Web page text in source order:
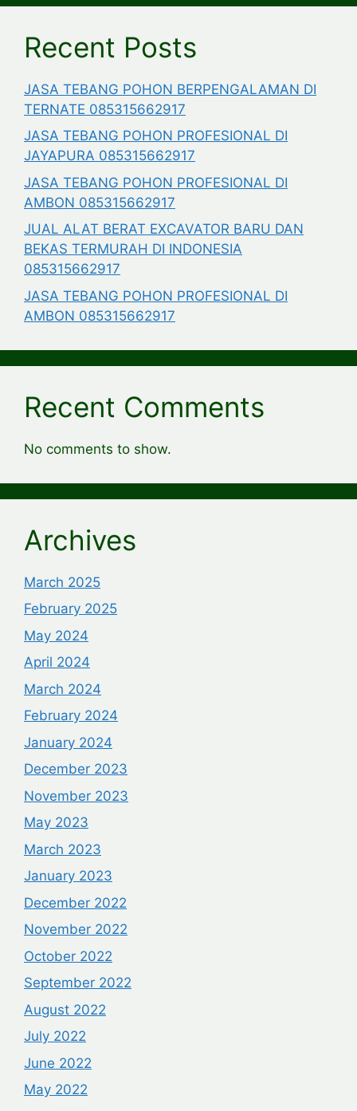
Recent Posts
JASA TEBANG POHON BERPENGALAMAN DI
TERNATE 085315662917
JASA TEBANG POHON PROFESIONAL DI
JAYAPURA 085315662917
JASA TEBANG POHON PROFESIONAL DI
AMBON 085315662917
JUAL ALAT BERAT EXCAVATOR BARU DAN
BEKAS TERMURAH DI INDONESIA
085315662917
JASA TEBANG POHON PROFESIONAL DI
AMBON 085315662917
Recent Comments
No comments to show.
Archives
March 2025
February 2025
May 2024
April 2024
March 2024
February 2024
January 2024
December 2023
November 2023
May 2023
March 2023
January 2023
December 2022
November 2022
October 2022
September 2022
August 2022
July 2022
June 2022
May 2022